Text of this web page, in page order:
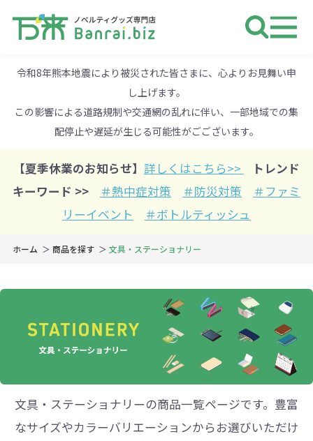
令和8年熊本地震により被災された皆さまに、心よりお見舞い申
し上げます。
この影響による道路規制や交通網の乱れに伴い、一部地域での集
配停止や遅延が生じる可能性がごございます。
【夏季休業のお知らせ】 詳しくはこちら>>
トレンド
キーワード >>
＃熱中症対策 ＃防災対策
＃ファミ
リーイベント
＃ボトルティッシュ
ホーム 商品を探す 文具・ステーショナリー
文具・ステーショナリーの商品一覧ページです。豊富
なサイズやカラーバリエーションからお選びいただけ